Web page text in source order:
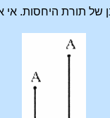
תורת היחסות.